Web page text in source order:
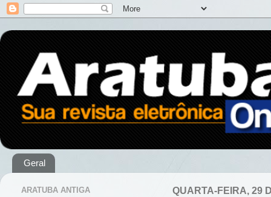
Geral
QUARTA-FEIRA, 29
ARATUBA ANTIGA